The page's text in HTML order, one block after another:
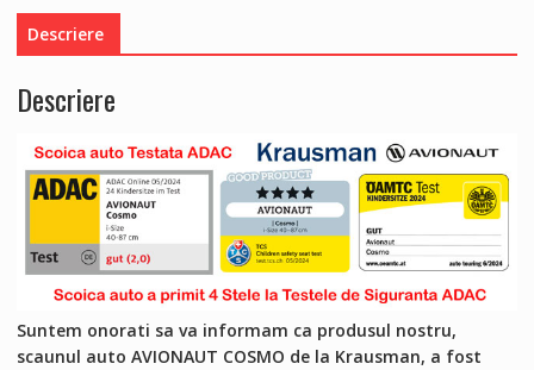
Brown
ADAC
Descriere
Descriere
Suntem onorati sa va informam ca produsul nostru,
scaunul auto AVIONAUT COSMO de la Krausman, a fost